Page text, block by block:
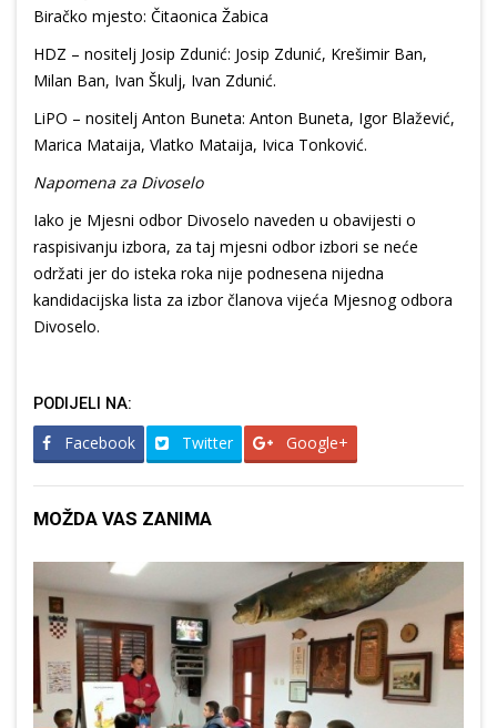
Biračko mjesto: Čitaonica Žabica
HDZ – nositelj Josip Zdunić: Josip Zdunić, Krešimir Ban,
Milan Ban, Ivan Škulj, Ivan Zdunić.
LiPO – nositelj Anton Buneta: Anton Buneta, Igor Blažević,
Marica Mataija, Vlatko Mataija, Ivica Tonković.
Napomena za Divoselo
Iako je Mjesni odbor Divoselo naveden u obavijesti o
raspisivanju izbora, za taj mjesni odbor izbori se neće
održati jer do isteka roka nije podnesena nijedna
kandidacijska lista za izbor članova vijeća Mjesnog odbora
Divoselo.
PODIJELI NA:
Facebook Twitter Google+
MOŽDA VAS ZANIMA